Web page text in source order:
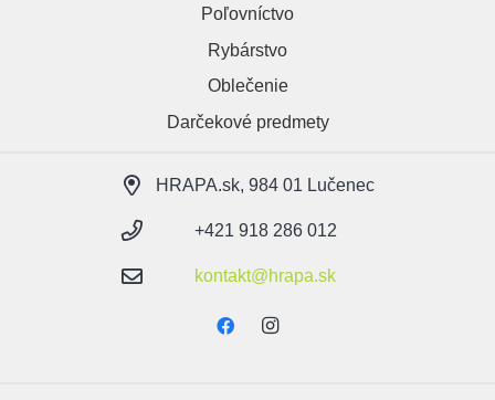
Poľovníctvo
Rybárstvo
Oblečenie
Darčekové predmety
HRAPA.sk, 984 01 Lučenec
+421 918 286 012
kontakt@hrapa.sk